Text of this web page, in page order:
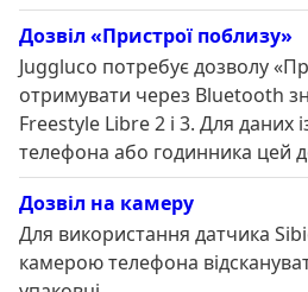
Дозвіл «Пристрої поблизу»
Juggluco потребує дозволу
отримувати через Bluetooth
Freestyle Libre 2 і 3. Для даних
телефона або годинника цей
Дозвіл на камеру
Для використання датчика
камерою телефона